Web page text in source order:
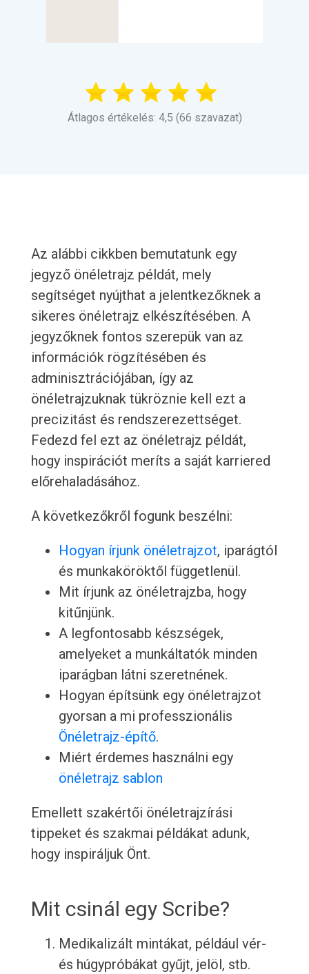
Átlagos értékelés: 4,5 (66 szavazat)
Az alábbi cikkben bemutatunk egy
jegyző önéletrajz példát, mely
segítséget nyújthat a jelentkezőknek a
sikeres önéletrajz elkészítésében. A
jegyzőknek fontos szerepük van az
információk rögzítésében és
adminisztrációjában, így az
önéletrajzuknak tükröznie kell ezt a
precizitást és rendszerezettséget.
Fedezd fel ezt az önéletrajz példát,
hogy inspirációt meríts a saját karriered
előrehaladásához.
A következőkről fogunk beszélni:
Hogyan írjunk önéletrajzot, iparágtól
és munkaköröktől függetlenül.
Mit írjunk az önéletrajzba, hogy
kitűnjünk.
A legfontosabb készségek,
amelyeket a munkáltatók minden
iparágban látni szeretnének.
Hogyan építsünk egy önéletrajzot
gyorsan a mi professzionális
Önéletrajz-építő.
Miért érdemes használni egy
önéletrajz sablon
Emellett szakértői önéletrajzírási
tippeket és szakmai példákat adunk,
hogy inspiráljuk Önt.
Mit csinál egy Scribe?
Medikalizált mintákat, például vér-
és húgypróbákat gyűjt, jelöl, stb.